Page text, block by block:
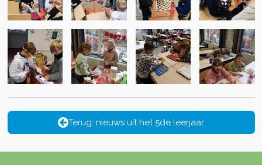
Terug: nieuws uit het 5de leerjaar